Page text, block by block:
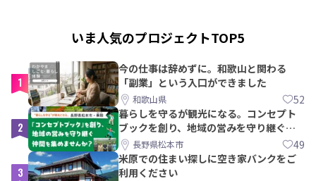
いま人気のプロジェクトTOP5
1
今の仕事は辞めずに。和歌山と関わる
「副業」という入口ができました
和歌山県 52
2
暮らしを守るが観光になる。コンセプト
ブックを創り、地域の営みを守り継ぐ仲
間を集めませんか？
長野県松本市 49
3
米原での住まい探しに空き家バンクをご
利用ください